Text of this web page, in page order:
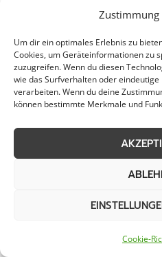
Zustimmung
Um dir ein optimales Erlebnis zu
Cookies, um Geräteinformationen zu
zuzugreifen. Wenn du diesen
wie das Surfverhalten oder eindeutige
verarbeiten. Wenn du deine
können bestimmte Merkmale und
Cookie-
Eisglättebekämpfung in
Gemeinde Friedland
Eisglättebekämpfung in
Hannoversch Münden
Eisglättebekämpfung in
Eisglättebekämpfung in